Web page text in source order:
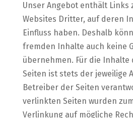
Unser Angebot enthält Links
Websites Dritter, auf deren
Einfluss haben. Deshalb
fremden Inhalte auch keine
übernehmen. Für die
Seiten ist stets der jeweilige
Betreiber der Seiten
verlinkten Seiten wurden
Verlinkung auf mögliche